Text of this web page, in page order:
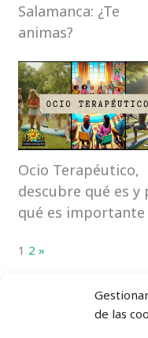
de las
Salamanca: ¿Te
animas?
Ocio Terapéutico,
descubre qué es y
qué es importante
Page:
1 2 Next
»
Entrada anterior